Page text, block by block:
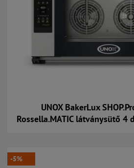
UNOX BakerLux
Rossella.MATIC látványsütő 4
Kosárba
-5%